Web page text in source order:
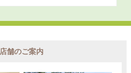
店舗のご案内